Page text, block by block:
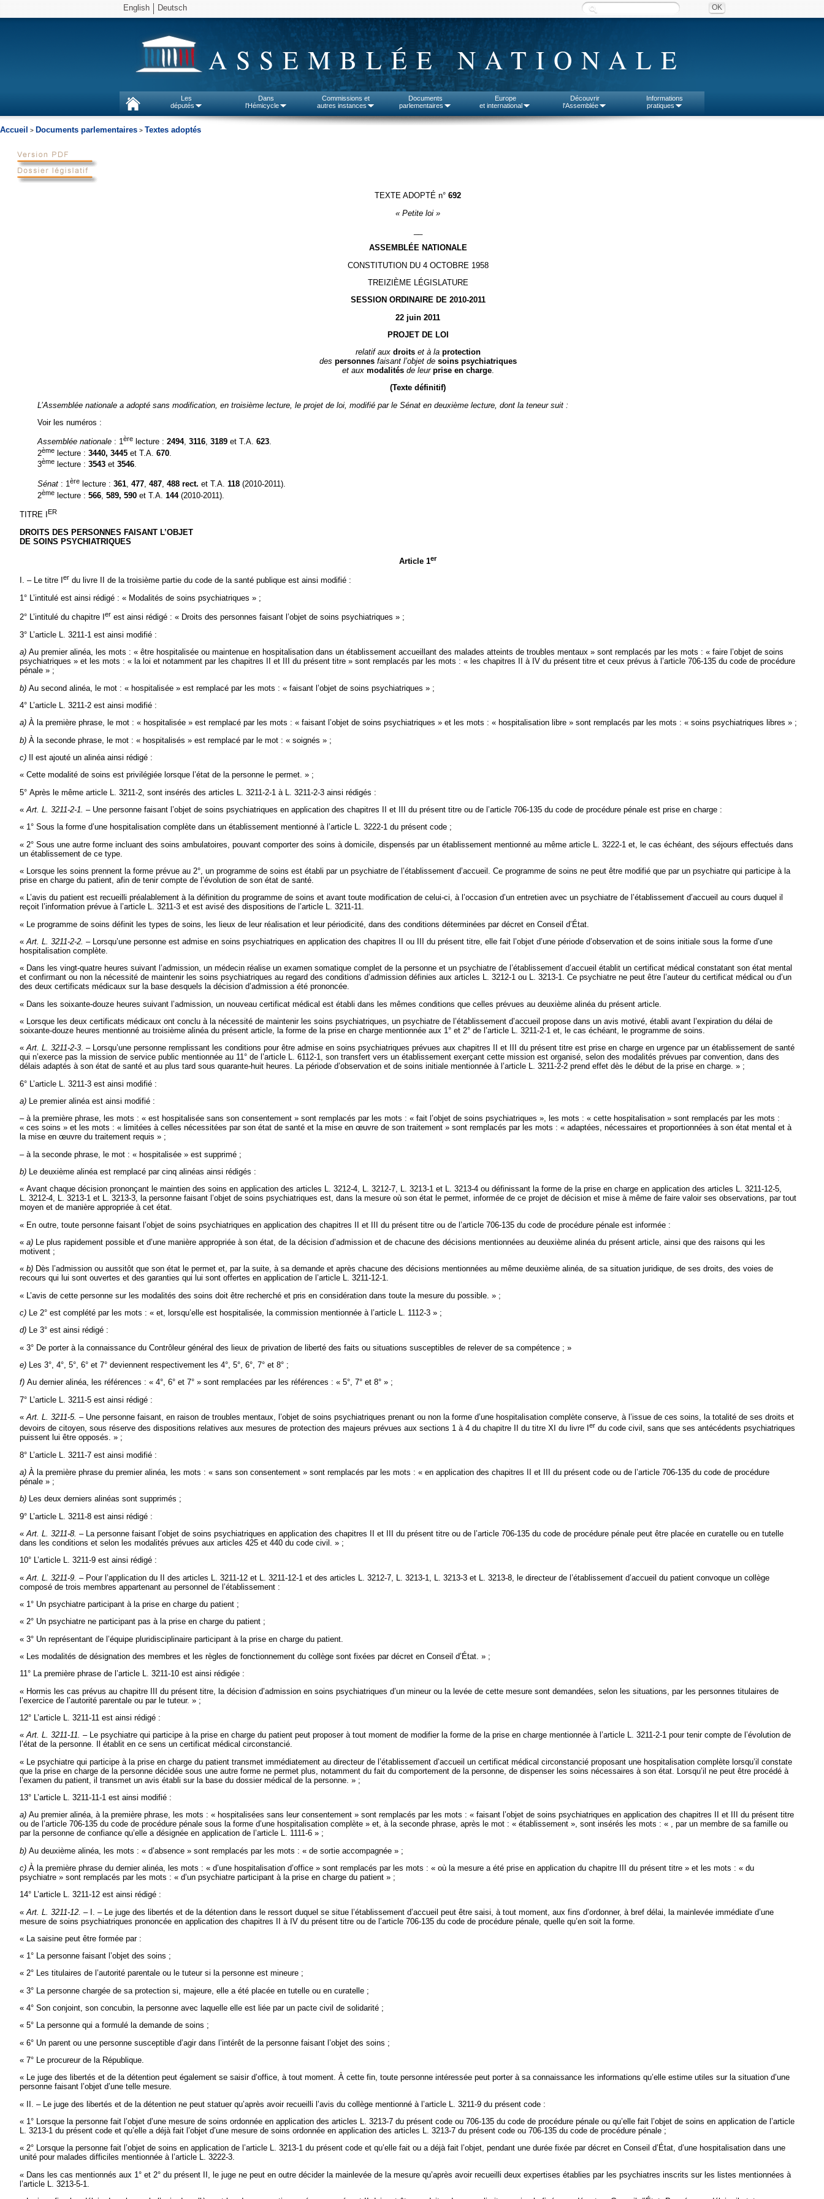
English Deutsch
ASSEMBLÉE NATIONALE
Les
députés
Dans
l'Hémicycle
Commissions et
autres instances
Documents
parlementaires
Europe
et international
Découvrir
l'Assemblée
Informations
pratiques
Accueil > Documents parlementaires > Textes adoptés
TEXTE ADOPTÉ n° 692
« Petite loi »
ASSEMBLÉE NATIONALE
CONSTITUTION DU 4 OCTOBRE 1958
TREIZIÈME LÉGISLATURE
SESSION ORDINAIRE DE 2010-2011
22 juin 2011
PROJET DE LOI
relatif aux droitset à la protection
des personnesfaisant l’objet de soins psychiatriques
et aux modalitésde leur prise en charge.
(Texte définitif)
L’Assemblée nationale a adopté sans modification, en troisième lecture, le projet de loi, modifié par le Sénat en deuxième lecture, dont la teneur suit :
Voir les numéros :
Assemblée nationale : 1ère lecture :2494,3116,3189 et T.A. 623.
2ème lecture :3440, 3445 et T.A.670.
3ème lecture :3543 et3546.
Sénat : 1ère lecture :361,477,487,488 rect.et T.A.118 (2010-2011).
2ème lecture :566 ,589, 590 et T.A.144(2010-2011).
TITRE I ER
DROITS DES PERSONNES FAISANT L’OBJET
DE SOINS PSYCHIATRIQUES
Article 1er
I. – Le titre I er du livre II de la troisième partie du code de la santé publique est ainsi modifié :
1° L’intitulé est ainsi rédigé : « Modalités de soins psychiatriques » ;
2° L’intitulé du chapitre I er est ainsi rédigé : « Droits des personnes faisant l’objet de soins psychiatriques » ;
3° L’article L. 3211-1 est ainsi modifié :
a)Au premier alinéa, les mots : « être hospitalisée ou maintenue en hospitalisation dans un établissement accueillant des malades atteints de troubles mentaux » sont remplacés par les mots : « faire l’objet de soins
psychiatriques » et les mots : « la loi et notamment par les chapitres II et III du présent titre » sont remplacés par les mots : « les chapitres II à IV du présent titre et ceux prévus à l’article 706-135 du code de procédure
pénale » ;
b)Au second alinéa, le mot : « hospitalisée » est remplacé par les mots : « faisant l’objet de soins psychiatriques » ;
4° L’article L. 3211-2 est ainsi modifié :
a)À la première phrase, le mot : « hospitalisée » est remplacé par les mots : « faisant l’objet de soins psychiatriques » et les mots : « hospitalisation libre » sont remplacés par les mots : « soins psychiatriques libres » ;
b) À la seconde phrase, le mot : « hospitalisés » est remplacé par le mot : « soignés » ;
c)
Il est ajouté un alinéa ainsi rédigé :
« Cette modalité de soins est privilégiée lorsque l’état de la personne le permet. » ;
5° Après le même article L. 3211-2, sont insérés des articles L. 3211-2-1 à L. 3211-2-3 ainsi rédigés :
« Art. L. 3211-2-1. – Une personne faisant l’objet de soins psychiatriques en application des chapitres II et III du présent titre ou de l’article 706-135 du code de procédure pénale est prise en charge :
« 1° Sous la forme d’une hospitalisation complète dans un établissement mentionné à l’article L. 3222-1 du présent code ;
« 2° Sous une autre forme incluant des soins ambulatoires, pouvant comporter des soins à domicile, dispensés par un établissement mentionné au même article L. 3222-1 et, le cas échéant, des séjours effectués dans
un établissement de ce type.
« Lorsque les soins prennent la forme prévue au 2°, un programme de soins est établi par un psychiatre de l’établissement d’accueil. Ce programme de soins ne peut être modifié que par un psychiatre qui participe à la
prise en charge du patient, afin de tenir compte de l’évolution de son état de santé.
« L’avis du patient est recueilli préalablement à la définition du programme de soins et avant toute modification de celui-ci, à l’occasion d’un entretien avec un psychiatre de l’établissement d’accueil au cours duquel il
reçoit l’information prévue à l’article L. 3211-3 et est avisé des dispositions de l’article L. 3211-11.
« Le programme de soins définit les types de soins, les lieux de leur réalisation et leur périodicité, dans des conditions déterminées par décret en Conseil d’État.
« Art. L. 3211-2-2. –
Lorsqu’une personne est admise en soins psychiatriques en application des chapitres II ou III du présent titre, elle fait l’objet d’une période d’observation et de soins initiale sous la forme d’une
hospitalisation complète.
« Dans les vingt-quatre heures suivant l’admission, un médecin réalise un examen somatique complet de la personne et un psychiatre de l’établissement d’accueil établit un certificat médical constatant son état mental
et confirmant ou non la nécessité de maintenir les soins psychiatriques au regard des conditions d’admission définies aux articles L. 3212-1 ou L. 3213-1. Ce psychiatre ne peut être l’auteur du certificat médical ou d’un
des deux certificats médicaux sur la base desquels la décision d’admission a été prononcée.
« Dans les soixante-douze heures suivant l’admission, un nouveau certificat médical est établi dans les mêmes conditions que celles prévues au deuxième alinéa du présent article.
« Lorsque les deux certificats médicaux ont conclu à la nécessité de maintenir les soins psychiatriques, un psychiatre de l’établissement d’accueil propose dans un avis motivé, établi avant l’expiration du délai de
soixante-douze heures mentionné au troisième alinéa du présent article, la forme de la prise en charge mentionnée aux 1° et 2° de l’article L. 3211-2-1 et, le cas échéant, le programme de soins.
«Art. L. 3211-2-3. – Lorsqu’une personne remplissant les conditions pour être admise en soins psychiatriques prévues aux chapitres II et III du présent titre est prise en charge en urgence par un établissement de santé
qui n’exerce pas la mission de service public mentionnée au 11° de l’article L. 6112-1, son transfert vers un établissement exerçant cette mission est organisé, selon des modalités prévues par convention, dans des
délais adaptés à son état de santé et au plus tard sous quarante-huit heures. La période d’observation et de soins initiale mentionnée à l’article L. 3211-2-2 prend effet dès le début de la prise en charge. » ;
6° L’article L. 3211-3 est ainsi modifié :
a)Le premier alinéa est ainsi modifié :
– à la première phrase, les mots : « est hospitalisée sans son consentement » sont remplacés par les mots : « fait l’objet de soins psychiatriques », les mots : « cette hospitalisation » sont remplacés par les mots :
« ces soins » et les mots : « limitées à celles nécessitées par son état de santé et la mise en œuvre de son traitement » sont remplacés par les mots : « adaptées, nécessaires et proportionnées à son état mental et à
la mise en œuvre du traitement requis » ;
– à la seconde phrase, le mot : « hospitalisée » est supprimé ;
b)Le deuxième alinéa est remplacé par cinq alinéas ainsi rédigés :
« Avant chaque décision prononçant le maintien des soins en application des articles L. 3212-4, L. 3212-7, L. 3213-1 et L. 3213-4 ou définissant la forme de la prise en charge en application des articles L. 3211-12-5,
L. 3212-4, L. 3213-1 et L. 3213-3, la personne faisant l’objet de soins psychiatriques est, dans la mesure où son état le permet, informée de ce projet de décision et mise à même de faire valoir ses observations, par tout
moyen et de manière appropriée à cet état.
« En outre, toute personne faisant l’objet de soins psychiatriques en application des chapitres II et III du présent titre ou de l’article 706-135 du code de procédure pénale est informée :
« a)Le plus rapidement possible et d’une manière appropriée à son état, de la décision d’admission et de chacune des décisions mentionnées au deuxième alinéa du présent article, ainsi que des raisons qui les
motivent ;
« b)Dès l’admission ou aussitôt que son état le permet et, par la suite, à sa demande et après chacune des décisions mentionnées au même deuxième alinéa, de sa situation juridique, de ses droits, des voies de
recours qui lui sont ouvertes et des garanties qui lui sont offertes en application de l’article L. 3211-12-1.
« L’avis de cette personne sur les modalités des soins doit être recherché et pris en considération dans toute la mesure du possible. » ;
c)Le 2° est complété par les mots : « et, lorsqu’elle est hospitalisée, la commission mentionnée à l’article L. 1112-3 » ;
d)Le 3° est ainsi rédigé :
« 3° De porter à la connaissance du Contrôleur général des lieux de privation de liberté des faits ou situations susceptibles de relever de sa compétence ; »
e)Les 3°, 4°, 5°, 6° et 7° deviennent respectivement les 4°, 5°, 6°, 7° et 8° ;
f)Au dernier alinéa, les références : « 4°, 6° et 7° » sont remplacées par les références : « 5°, 7° et 8° » ;
7° L’article L. 3211-5 est ainsi rédigé :
« Art. L. 3211-5. – Une personne faisant, en raison de troubles mentaux, l’objet de soins psychiatriques prenant ou non la forme d’une hospitalisation complète conserve, à l’issue de ces soins,
la totalité de ses droits et
devoirs de citoyen, sous réserve des dispositions relatives aux mesures de protection des majeurs prévues aux sections 1 à 4 du chapitre II du titre XI du livre I
er du code civil, sans que ses antécédents psychiatriques
puissent lui être opposés. » ;
8° L’article L. 3211-7 est ainsi modifié :
a) À la première phrase du premier alinéa, les mots : « sans son consentement » sont remplacés par les mots : « en application des chapitres II et III du présent code ou de l’article 706-135 du code de procédure
pénale » ;
b) Les deux derniers alinéas sont supprimés ;
9° L’article L. 3211-8 est ainsi rédigé :
« Art. L. 3211-8. –
La personne faisant l’objet de soins psychiatriques en application des chapitres II et III du présent titre ou de l’article 706-135 du code de procédure pénale peut être placée en curatelle ou en tutelle
dans les conditions et selon les modalités prévues aux articles 425 et 440 du code civil. » ;
10° L’article L. 3211-9 est ainsi rédigé :
« Art. L. 3211-9. – Pour l’application du II des articles L. 3211-12 et L. 3211-12-1 et des articles L. 3212-7, L. 3213-1, L. 3213-3 et L. 3213-8, le directeur de l’établissement d’accueil du patient convoque un collège
composé de trois membres appartenant au personnel de l’établissement :
« 1° Un psychiatre participant à la prise en charge du patient ;
« 2° Un psychiatre ne participant pas à la prise en charge du patient ;
« 3° Un représentant de l’équipe pluridisciplinaire participant à la prise en charge du patient.
« Les modalités de désignation des membres et les règles de fonctionnement du collège sont fixées par décret en Conseil d’État. » ;
11° La première phrase de l’article L. 3211-10 est ainsi rédigée :
« Hormis les cas prévus au chapitre III du présent titre, la décision d’admission en soins psychiatriques d’un mineur ou la levée de cette mesure sont demandées, selon les situations, par les personnes titulaires de
l’exercice de l’autorité parentale ou par le tuteur. » ;
12° L’article L. 3211-11 est ainsi rédigé :
«Art. L. 3211-11. – Le psychiatre qui participe à la prise en charge du patient peut proposer à tout moment de modifier la forme de la prise en charge mentionnée à l’article L. 3211-2-1 pour tenir compte de l’évolution de
l’état de la personne. Il établit en ce sens un certificat médical circonstancié.
« Le psychiatre qui participe à la prise en charge du patient transmet immédiatement au directeur de l’établissement d’accueil un certificat médical circonstancié proposant une hospitalisation complète lorsqu’il constate
que la prise en charge de la personne décidée sous une autre forme ne permet plus, notamment du fait du comportement de la personne, de dispenser les soins nécessaires à son état. Lorsqu’il ne peut être procédé à
l’examen du patient, il transmet un avis établi sur la base du dossier médical de la personne. » ;
13° L’article L. 3211-11-1 est ainsi modifié :
a)Au premier alinéa, à la première phrase, les mots : « hospitalisées sans leur consentement » sont remplacés par les mots : « faisant l’objet de soins psychiatriques en application des chapitres II et III du présent titre
ou de l’article 706-135 du code de procédure pénale sous la forme d’une hospitalisation complète » et, à la seconde phrase, après le mot : « établissement », sont insérés les mots : « , par un membre de sa famille ou
par la personne de confiance qu’elle a désignée en application de l’article L. 1111-6 » ;
b)Au deuxième alinéa, les mots : « d’absence » sont remplacés par les mots : « de sortie accompagnée » ;
c)À la première phrase du dernier alinéa, les mots : « d’une hospitalisation d’office » sont remplacés par les mots : « où la mesure a été prise en application du chapitre III du présent titre » et les mots : « du
psychiatre » sont remplacés par les mots : « d’un psychiatre participant à la prise en charge du patient » ;
14° L’article L. 3211-12 est ainsi rédigé :
« Art. L. 3211-12. – I. – Le juge des libertés et de la détention dans le ressort duquel se situe l’établissement d’accueil peut être saisi, à tout moment, aux fins d’ordonner, à bref délai, la mainlevée immédiate d’une
mesure de soins psychiatriques prononcée en application des chapitres II à IV du présent titre ou de l’article 706-135 du code de procédure pénale, quelle qu’en soit la forme.
« La saisine peut être formée par :
« 1° La personne faisant l’objet des soins ;
« 2° Les titulaires de l’autorité parentale ou le tuteur si la personne est mineure ;
« 3° La personne chargée de sa protection si, majeure, elle a été placée en tutelle ou en curatelle ;
« 4° Son conjoint, son concubin, la personne avec laquelle elle est liée par un pacte civil de solidarité ;
« 5° La personne qui a formulé la demande de soins ;
« 6° Un parent ou une personne susceptible d’agir dans l’intérêt de la personne faisant l’objet des soins ;
« 7° Le procureur de la République.
« Le juge des libertés et de la détention peut également se saisir d’office, à tout moment. À cette fin, toute personne intéressée peut porter à sa connaissance les informations qu’elle estime utiles sur la situation d’une
personne faisant l’objet d’une telle mesure.
« II. – Le juge des libertés et de la détention ne peut statuer qu’après avoir recueilli l’avis du collège mentionné à l’article L. 3211-9 du présent code :
« 1° Lorsque la personne fait l’objet d’une mesure de soins ordonnée en application des articles L. 3213-7 du présent code ou 706-135 du code de procédure pénale ou qu’elle fait l’objet de soins en application de l’article
L. 3213-1 du présent code et qu’elle a déjà fait l’objet d’une mesure de soins ordonnée en application des articles L. 3213-7 du présent code ou 706-135 du code de procédure pénale ;
« 2° Lorsque la personne fait l’objet de soins en application de l’article L. 3213-1 du présent code et qu’elle fait ou a déjà fait l’objet, pendant une durée fixée par décret en Conseil d’État, d’une hospitalisation dans une
unité pour malades difficiles mentionnée à l’article L. 3222-3.
« Dans les cas mentionnés aux 1° et 2° du présent II, le juge ne peut en outre décider la mainlevée de la mesure qu’après avoir recueilli deux expertises établies par les psychiatres inscrits sur les listes mentionnées à
l’article L. 3213-5-1.